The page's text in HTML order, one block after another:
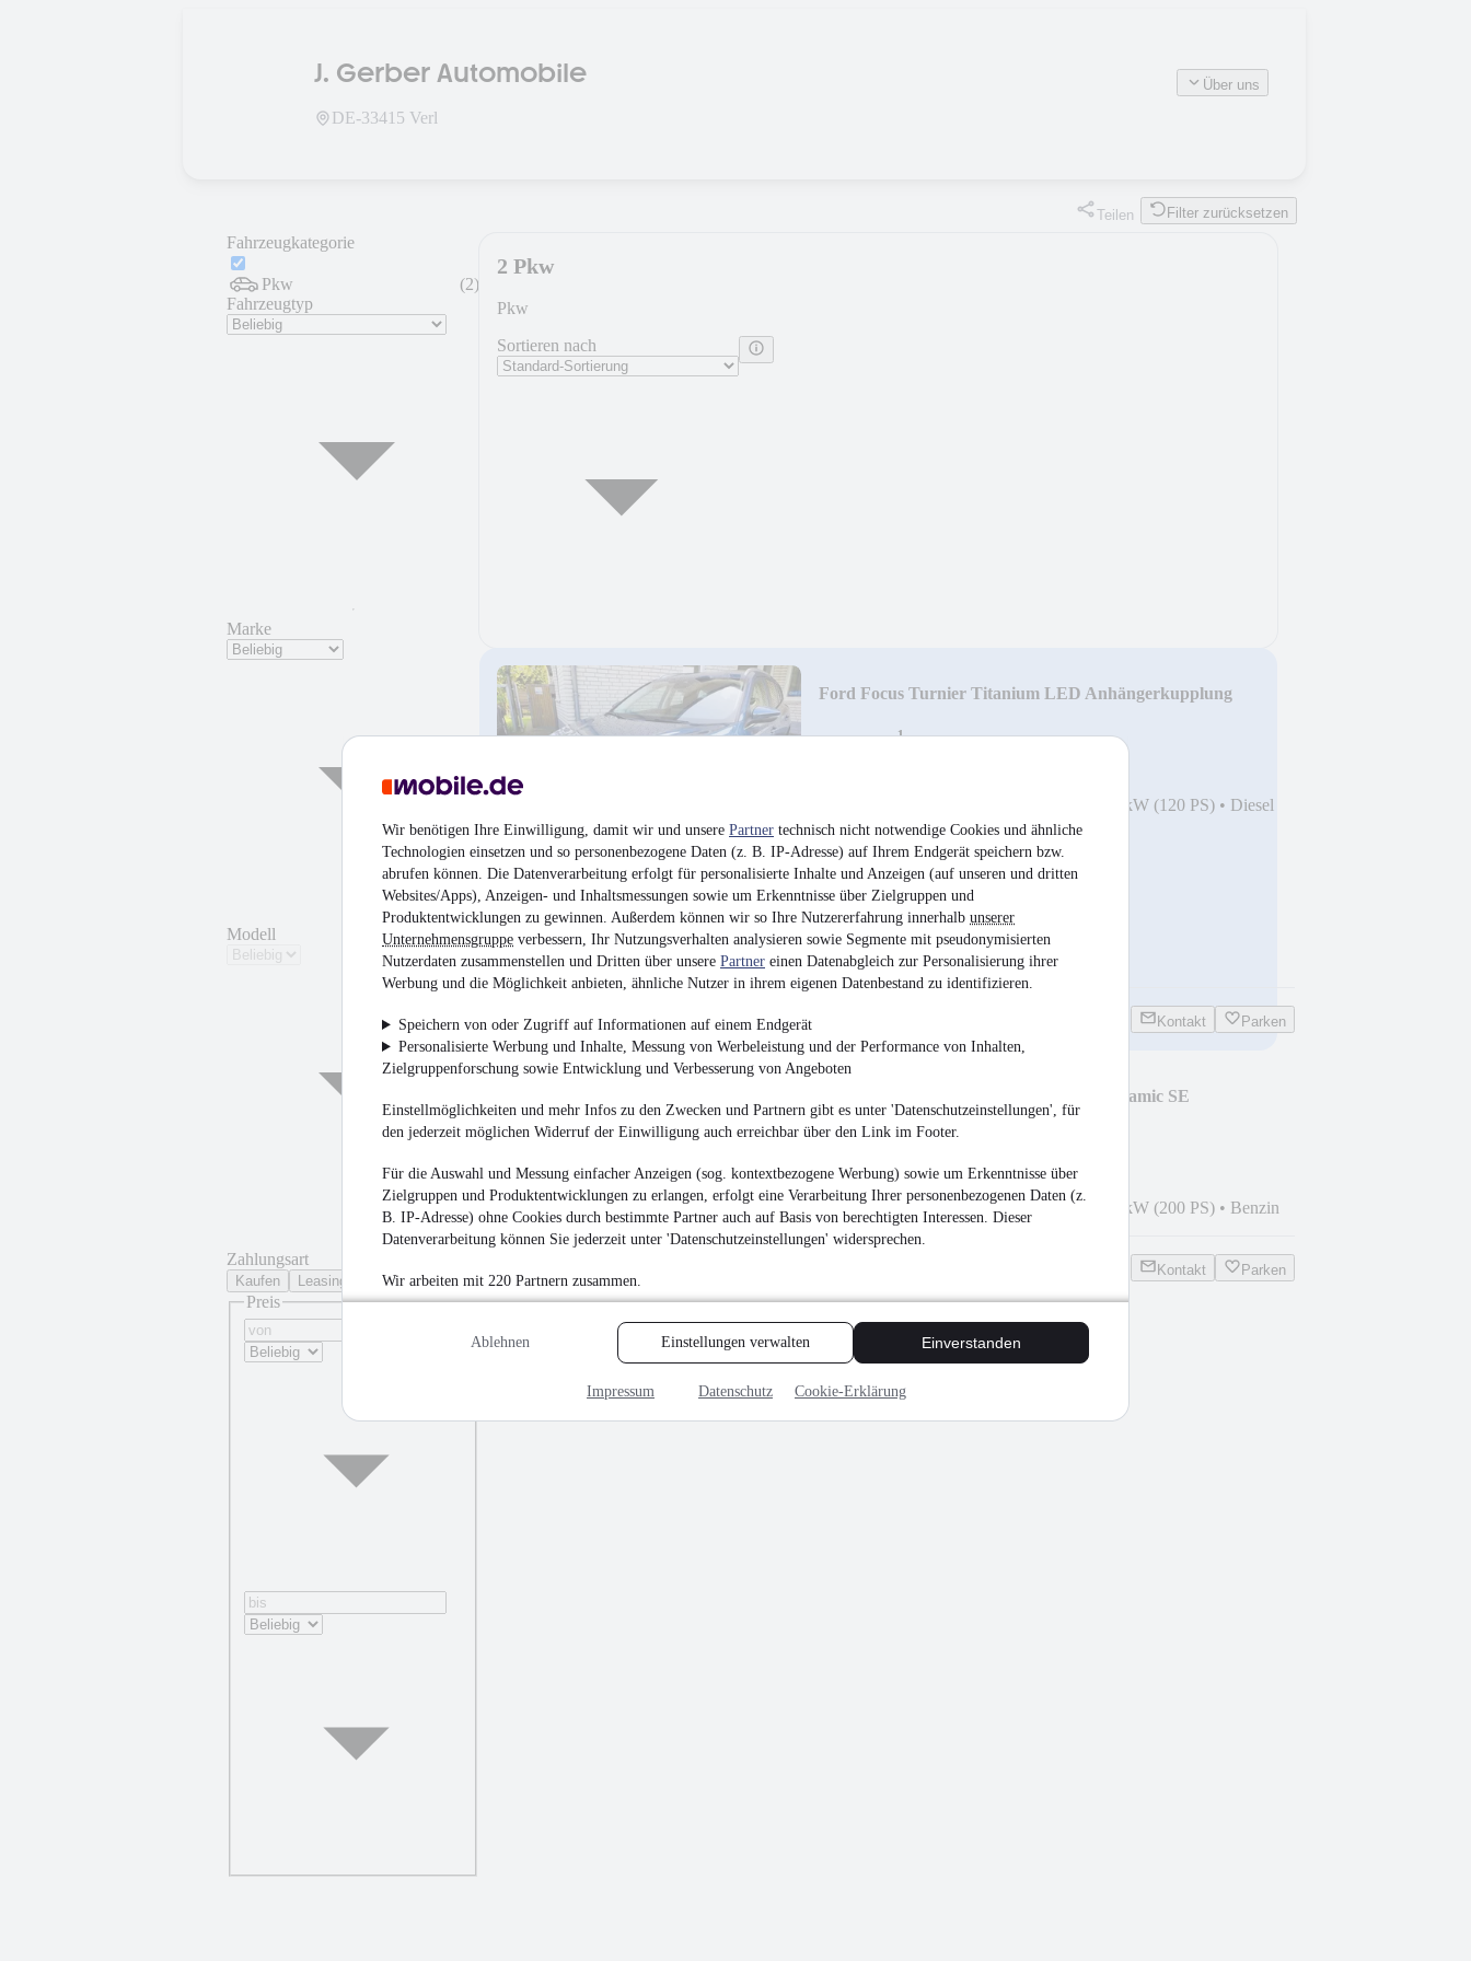
Wir benötigen Ihre Einwilligung, damit wir und unsere Partner technisch nicht notwendige Cookies und ähnliche
Technologien einsetzen und so personenbezogene Daten (z. B. IP-Adresse) auf Ihrem Endgerät speichern bzw.
abrufen können. Die Datenverarbeitung erfolgt für personalisierte Inhalte und Anzeigen (auf unseren und dritten
Websites/Apps), Anzeigen- und Inhaltsmessungen sowie um Erkenntnisse über Zielgruppen und
Produktentwicklungen zu gewinnen. Außerdem können wir so Ihre Nutzererfahrung innerhalb unserer
Unternehmensgruppe verbessern, Ihr Nutzungsverhalten analysieren sowie Segmente mit pseudonymisierten
Nutzerdaten zusammenstellen und Dritten über unsere Partner einen Datenabgleich zur Personalisierung ihrer
Werbung und die Möglichkeit anbieten, ähnliche Nutzer in ihrem eigenen Datenbestand zu identifizieren.
Speichern von oder Zugriff auf Informationen auf einem Endgerät
Personalisierte Werbung und Inhalte, Messung von Werbeleistung und der Performance von Inhalten,
Zielgruppenforschung sowie Entwicklung und Verbesserung von Angeboten
Einstellmöglichkeiten und mehr Infos zu den Zwecken und Partnern gibt es unter 'Datenschutzeinstellungen', für
den jederzeit möglichen Widerruf der Einwilligung auch erreichbar über den Link im Footer.
Für die Auswahl und Messung einfacher Anzeigen (sog. kontextbezogene Werbung) sowie um Erkenntnisse über
Zielgruppen und Produktentwicklungen zu erlangen, erfolgt eine Verarbeitung Ihrer personenbezogenen Daten (z.
B. IP-Adresse) ohne Cookies durch bestimmte Partner auch auf Basis von berechtigten Interessen. Dieser
Datenverarbeitung können Sie jederzeit unter 'Datenschutzeinstellungen' widersprechen.
Wir arbeiten mit 220 Partnern zusammen.
Ablehnen Einstellungen verwalten Einverstanden
Impressum Datenschutz Cookie-Erklärung
J. Gerber Automobile
DE-33415 Verl
Über uns
Teilen Filter zurücksetzen
Fahrzeugkategorie
Pkw (2)
Fahrzeugtyp
Marke
Modell
Zahlungsart
Kaufen Leasing
Preis
2 Pkw
Pkw
Sortieren nach
Ford Focus Turnier Titanium LED Anhängerkupplung
12.000 €¹
88 kW (120 PS) • Diesel
Kontakt Parken
Land Rover Range Rover Evoque R-Dynamic SE
47.400 € ¹
Finanzierung ab 493 € mtl.
Unfallfrei• EZ 10/2023 •26.300 km 147 kW (200 PS) • Benzin
Kontakt Parken
¹MwSt. ausweisbar